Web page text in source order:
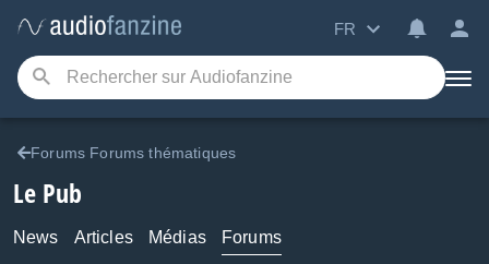
FR
Forums Forums thématiques
Le Pub
News Articles Médias Forums